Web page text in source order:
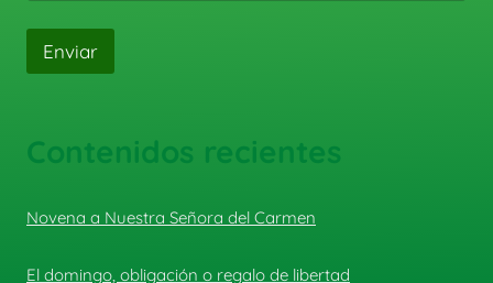
Enviar
Contenidos recientes
Novena a Nuestra Señora del Carmen
El domingo, obligación o regalo de libertad